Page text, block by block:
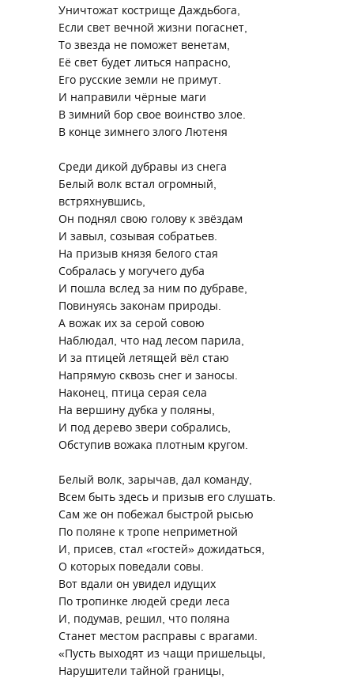
Уничтожат кострище Даждьбога,
Если свет вечной жизни погаснет,
То звезда не поможет венетам,
Её свет будет литься напрасно,
Его русские земли не примут.
И направили чёрные маги
В зимний бор свое воинство злое.
В конце зимнего злого Лютеня
Среди дикой дубравы из снега
Белый волк встал огромный,
встряхнувшись,
Он поднял свою голову к звёздам
И завыл, созывая собратьев.
На призыв князя белого стая
Собралась у могучего дуба
И пошла вслед за ним по дубраве,
Повинуясь законам природы.
А вожак их за серой совою
Наблюдал, что над лесом парила,
И за птицей летящей вёл стаю
Напрямую сквозь снег и заносы.
Наконец, птица серая села
На вершину дубка у поляны,
И под дерево звери собрались,
Обступив вожака плотным кругом.
Белый волк, зарычав, дал команду,
Всем быть здесь и призыв его слушать.
Сам же он побежал быстрой рысью
По поляне к тропе неприметной
И, присев, стал «гостей» дожидаться,
О которых поведали совы.
Вот вдали он увидел идущих
По тропинке людей среди леса
И, подумав, решил, что поляна
Станет местом расправы с врагами.
«Пусть выходят из чащи пришельцы,
Нарушители тайной границы,